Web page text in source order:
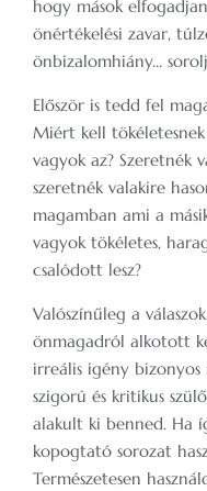
hogy mások
önértékelési zavar,
önbizalomhiány…
Először is tedd fel
Miért kell
vagyok az? Szeretnék
szeretnék valakire
magamban ami a
vagyok tökéletes,
csalódott lesz?
Valószínűleg a
önmagadról alkotott
irreális igény
szigorú és kritikus
alakult ki benned. Ha
kopogtató sorozat
Természetesen